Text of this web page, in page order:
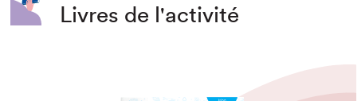
Livres de l'activité